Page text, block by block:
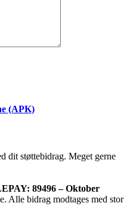
(APK)
dit støttebidrag. Meget gerne
89496 – Oktober
Alle bidrag modtages med stor